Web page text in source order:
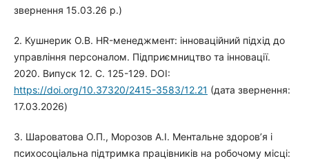
звернення 15.03.26 р.)
2. Кушнерик О.В. HR-менеджмент: інноваційний підхід до
управління персоналом. Підприємництво та інновації.
2020. Випуск 12. С. 125-129. DOI:
https://doi.org/10.37320/2415-3583/12.21 (дата звернення:
17.03.2026)
3. Шароватова О.П., Морозов А.І. Ментальне здоров’я і
психосоціальна підтримка працівників на робочому місці: